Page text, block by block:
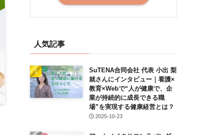
人気記事
SuTENA合同会社 代表 小出 梨
就さんにインタビュー｜看護×
教育×Webで“人が健康で、企
業が持続的に成長できる職
場”を実現する健康経営とは？
2025-10-23